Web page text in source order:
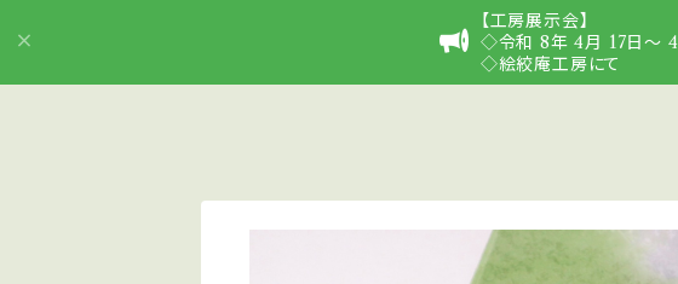
【工房展示会】
◇令和 8年 4月 17日
◇絵絞庵工房にて